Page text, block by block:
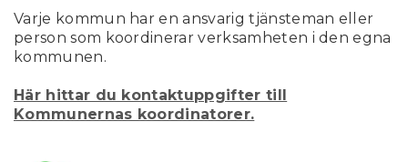
Varje kommun har en ansvarig tjänsteman eller
person som koordinerar verksamheten i den egna
kommunen.
Här hittar du kontaktuppgifter till
Kommunernas koordinatorer.